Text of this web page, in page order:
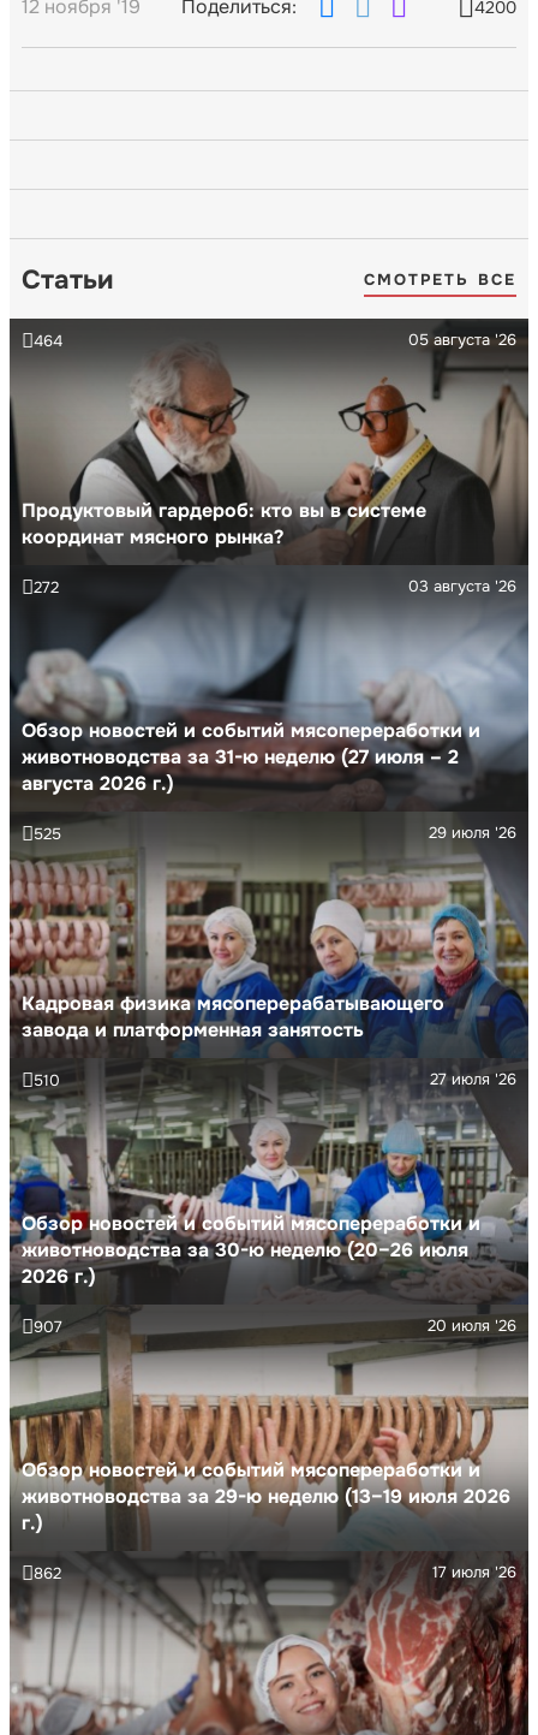
12 ноября '19 Поделиться: 4200
Статьи СМОТРЕТЬ ВСЕ
Продуктовый гардероб: кто вы в системе
координат мясного рынка?
05 августа '26
464
Обзор новостей и событий мясопереработки и
животноводства за 31-ю неделю (27 июля – 2
августа 2026 г.)
03 августа '26
272
Кадровая физика мясоперерабатывающего
завода и платформенная занятость
29 июля '26
525
Обзор новостей и событий мясопереработки и
животноводства за 30-ю неделю (20–26 июля
2026 г.)
27 июля '26
510
Обзор новостей и событий мясопереработки и
животноводства за 29-ю неделю (13–19 июля 2026
г.)
20 июля '26
907
17 июля '26
862